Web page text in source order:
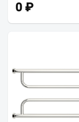
0 ₽